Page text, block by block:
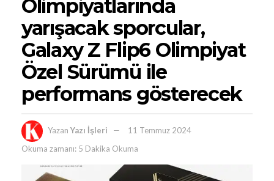
Olimpiyatlarında
yarışacak sporcular,
Galaxy Z Flip6 Olimpiyat
Özel Sürümü ile
performans gösterecek
Yazan Yazı İşleri
11 Temmuz 2024
Okuma zamanı: 5 Dakika Okuma